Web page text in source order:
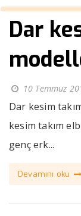
Dar
10 Temmuz
Dar kesim
kesim takım
genç erk...
Devamını oku